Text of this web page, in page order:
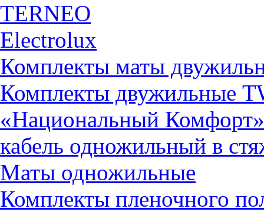
TERNEO
Electrolux
Комплекты маты
Комплекты двужильные
«Национальный Комфорт»
кабель одножильный в
Маты одножильные
Комплекты пленочного